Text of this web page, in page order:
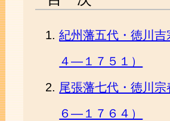
紀州藩五代・徳川吉
４―１７５１）
尾張藩七代・徳川宗
６―１７６４）